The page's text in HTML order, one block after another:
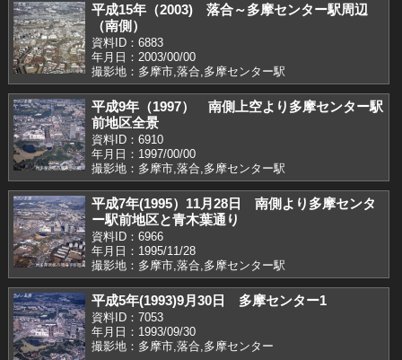
平成15年（2003) 落合～多摩センター駅周辺
（南側）
資料ID：6883
年月日：2003/00/00
撮影地：多摩市,落合,多摩センター駅
平成9年（1997） 南側上空より多摩センター駅
前地区全景
資料ID：6910
年月日：1997/00/00
撮影地：多摩市,落合,多摩センター駅
平成7年(1995）11月28日 南側より多摩センタ
ー駅前地区と青木葉通り
資料ID：6966
年月日：1995/11/28
撮影地：多摩市,落合,多摩センター駅
平成5年(1993)9月30日 多摩センター1
資料ID：7053
年月日：1993/09/30
撮影地：多摩市,落合,多摩センター